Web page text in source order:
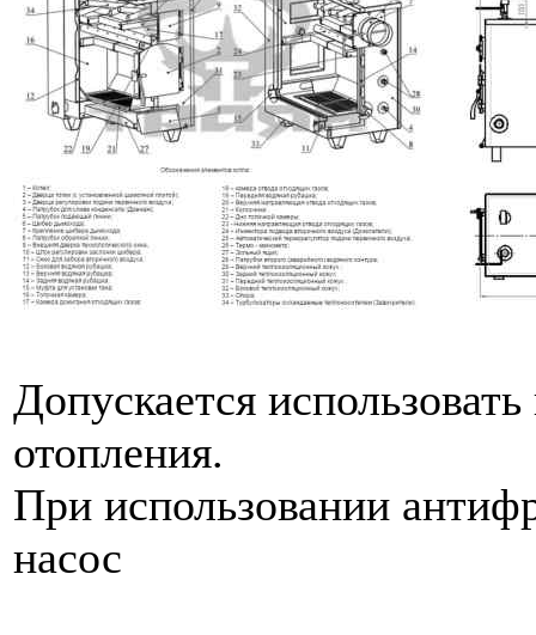
Допускается
отопления.
При использовании
насос